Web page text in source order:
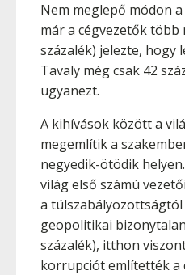
Nem meglepő módon
már a cégvezetők több
százalék) jelezte, hogy
Tavaly még csak 42
ugyanezt.
A kihívások között a
megemlítik a
negyedik-ötödik
világ első számú
a túlszabályozottságtól
geopolitikai
százalék), itthon
korrupciót említették a